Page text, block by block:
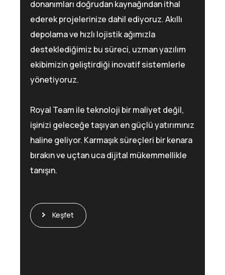
donanımları doğrudan kaynağından ithal
ederek projelerinize dahil ediyoruz. Akıllı
depolama ve hızlı lojistik ağımızla
desteklediğimiz bu süreci, uzman yazılım
ekibimizin geliştirdiği inovatif sistemlerle
yönetiyoruz.
Royal Team ile teknoloji bir maliyet değil,
işinizi geleceğe taşıyan en güçlü yatırımınız
haline geliyor. Karmaşık süreçleri bir kenara
bırakın ve uçtan uca dijital mükemmellikle
tanışın.
Keşfet